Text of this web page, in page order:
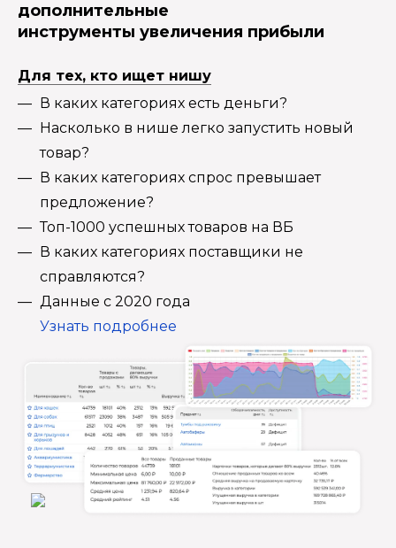
дополнительные
инструменты увеличения прибыли
Для тех, кто ищет нишу
В каких категориях есть деньги?
Насколько в нише легко запустить новый
товар?
В каких категориях спрос превышает
предложение?
Топ-1000 успешных товаров на ВБ
В каких категориях поставщики не
справляются?
Данные с 2020 года
Узнать подробнее